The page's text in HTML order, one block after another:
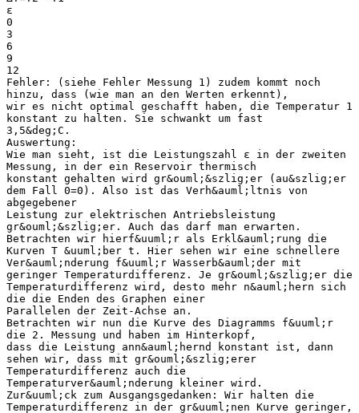
ε
0
3
6
9
12
Fehler: (siehe Fehler Messung 1) zudem kommt noch
hinzu, dass (wie man an den Werten erkennt),
wir es nicht optimal geschafft haben, die Temperatur 1
konstant zu halten. Sie schwankt um fast
3,5&deg;C.
Auswertung:
Wie man sieht, ist die Leistungszahl ε in der zweiten
Messung, in der ein Reservoir thermisch
konstant gehalten wird gr&ouml;&szlig;er (au&szlig;er
dem Fall 0=0). Also ist das Verh&auml;ltnis von
abgegebener
Leistung zur elektrischen Antriebsleistung
gr&ouml;&szlig;er. Auch das darf man erwarten.
Betrachten wir hierf&uuml;r als Erkl&auml;rung die
Kurven T &uuml;ber t. Hier sehen wir eine schnellere
Ver&auml;nderung f&uuml;r Wasserb&auml;der mit
geringer Temperaturdifferenz. Je gr&ouml;&szlig;er die
Temperaturdifferenz wird, desto mehr n&auml;hern sich
die die Enden des Graphen einer
Parallelen der Zeit-Achse an.
Betrachten wir nun die Kurve des Diagramms f&uuml;r
die 2. Messung und haben im Hinterkopf,
dass die Leistung ann&auml;hernd konstant ist, dann
sehen wir, dass mit gr&ouml;&szlig;erer
Temperaturdifferenz auch die
Temperaturver&auml;nderung kleiner wird.
Zur&uuml;ck zum Ausgangsgedanken: Wir halten die
Temperaturdifferenz in der gr&uuml;nen Kurve geringer,